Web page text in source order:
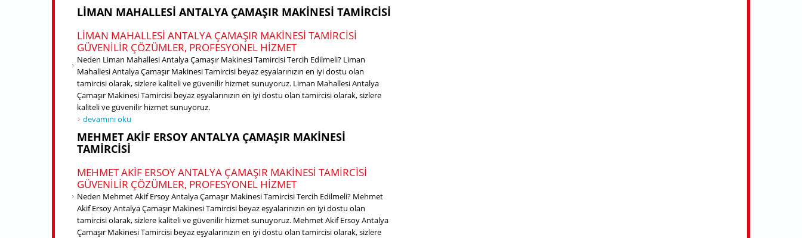
LIMAN MAHALLESI ANTALYA ÇAMAŞIR MAKINESI TAMIRCISI
LIMAN MAHALLESI ANTALYA ÇAMAŞIR MAKINESI TAMIRCISI
GÜVENILIR ÇÖZÜMLER, PROFESYONEL HIZMET
Neden Liman Mahallesi Antalya Çamaşır Makinesi Tamircisi Tercih Edilmeli? Liman
Mahallesi Antalya Çamaşır Makinesi Tamircisi beyaz eşyalarınızın en iyi dostu olan
tamircisi olarak, sizlere kaliteli ve güvenilir hizmet sunuyoruz. Liman Mahallesi Antalya
Çamaşır Makinesi Tamircisi beyaz eşyalarınızın en iyi dostu olan tamircisi olarak, sizlere
kaliteli ve güvenilir hizmet sunuyoruz.
Liman Mahallesi Antalya Çamaşır Makinesi Tamircisi hakkında
devamını oku
MEHMET AKIF ERSOY ANTALYA ÇAMAŞIR MAKINESI
TAMIRCISI
MEHMET AKIF ERSOY ANTALYA ÇAMAŞIR MAKINESI TAMIRCISI
GÜVENILIR ÇÖZÜMLER, PROFESYONEL HIZMET
Neden Mehmet Akif Ersoy Antalya Çamaşır Makinesi Tamircisi Tercih Edilmeli? Mehmet
Akif Ersoy Antalya Çamaşır Makinesi Tamircisi beyaz eşyalarınızın en iyi dostu olan
tamircisi olarak, sizlere kaliteli ve güvenilir hizmet sunuyoruz. Mehmet Akif Ersoy Antalya
Çamaşır Makinesi Tamircisi beyaz eşyalarınızın en iyi dostu olan tamircisi olarak, sizlere